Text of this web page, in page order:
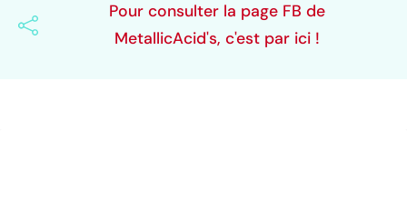
Pour consulter la page FB de
MetallicAcid's, c'est par ici !